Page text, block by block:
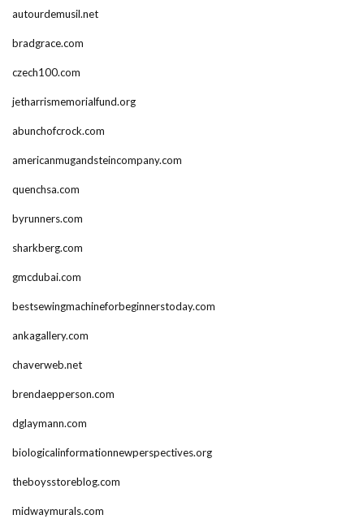
autourdemusil.net
bradgrace.com
czech100.com
jetharrismemorialfund.org
abunchofcrock.com
americanmugandsteincompany.com
quenchsa.com
byrunners.com
sharkberg.com
gmcdubai.com
bestsewingmachineforbeginnerstoday.com
ankagallery.com
chaverweb.net
brendaepperson.com
dglaymann.com
biologicalinformationnewperspectives.org
theboysstoreblog.com
midwaymurals.com